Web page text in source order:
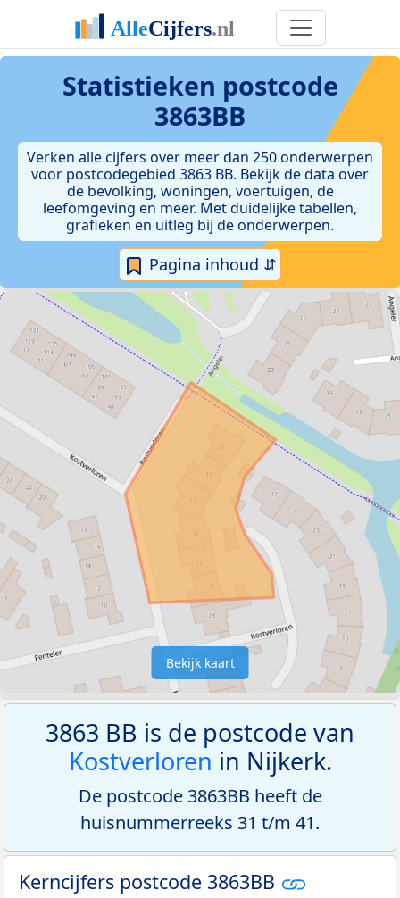
Statistieken postcode
3863BB
Verken alle cijfers over meer dan 250 onderwerpen
voor postcodegebied 3863 BB. Bekijk de data over
de bevolking, woningen, voertuigen, de
leefomgeving en meer. Met duidelijke tabellen,
grafieken en uitleg bij de onderwerpen.
Pagina inhoud ⇵
Bekijk kaart
3863 BB is de postcode van
Kostverloren in Nijkerk.
De postcode 3863BB heeft de
huisnummerreeks 31 t/m 41.
Kerncijfers postcode 3863BB